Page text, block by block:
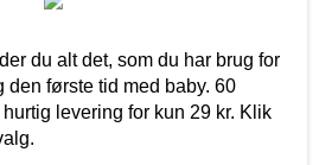
du alt det, som du har brug for
den første tid med baby. 60
levering for kun 29 kr. Klik